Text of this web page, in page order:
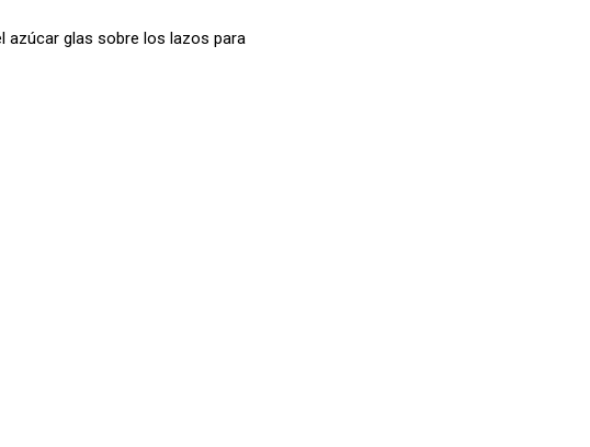
azúcar glas sobre los lazos para